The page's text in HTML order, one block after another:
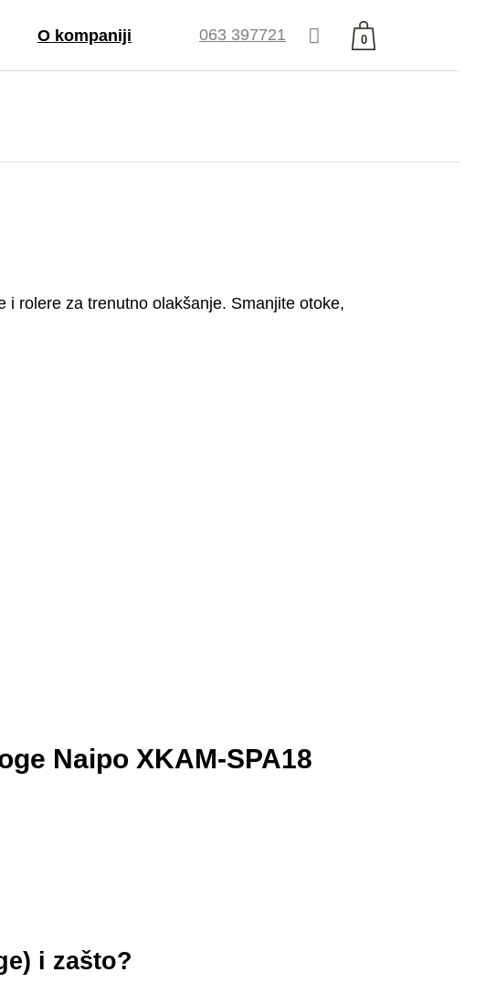
i
O kompaniji
Veleprodaja
Youtube
063 397721 0
i rolere za trenutno olakšanje. Smanjite otoke,
Naipo XKAM-SPA18
i zašto?